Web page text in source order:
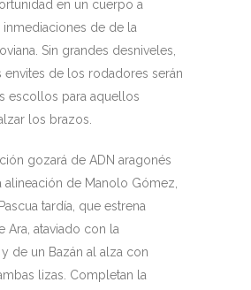
en un cuerpo a
de de la
Sin grandes desniveles,
de los rodadores serán
escollos para aquellos
los brazos.
gozará de ADN aragonés
alineación de Manolo Gómez,
tardía, que estrena
Ara, ataviado con la
de un Bazán al alza con
lizas. Completan la